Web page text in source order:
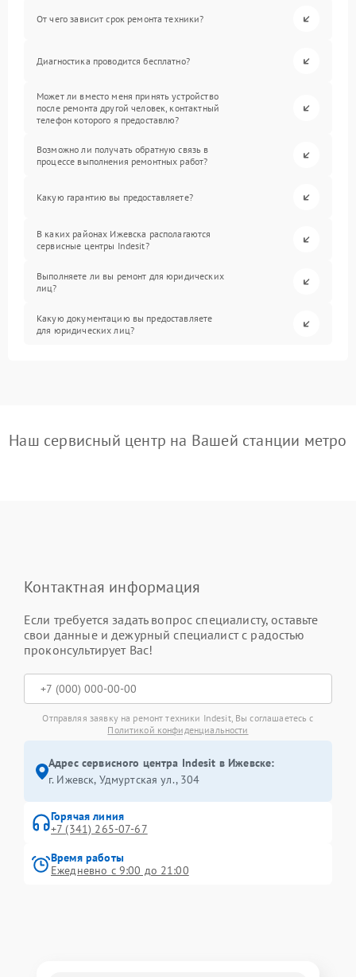
От чего зависит срок ремонта техники?
Диагностика проводится бесплатно?
Может ли вместо меня принять устройство
после ремонта другой человек, контактный
телефон которого я предоставлю?
Возможно ли получать обратную связь в
процессе выполнения ремонтных работ?
Какую гарантию вы предоставляете?
В каких районах Ижевска располагаются
сервисные центры Indesit?
Выполняете ли вы ремонт для юридических
лиц?
Какую документацию вы предоставляете
для юридических лиц?
Наш сервисный центр на Вашей станции метро
Контактная информация
Если требуется задать вопрос специалисту, оставьте
свои данные и дежурный специалист с радостью
проконсультирует Вас!
Отправляя заявку на ремонт техники Indesit, Вы соглашаетесь с
Политикой конфиденциальности
Адрес сервисного центра Indesit в Ижевске:
г. Ижевск, Удмуртская ул., 304
Горячая линия
+7 (341) 265-07-67
Время работы
Ежедневно с 9:00 до 21:00